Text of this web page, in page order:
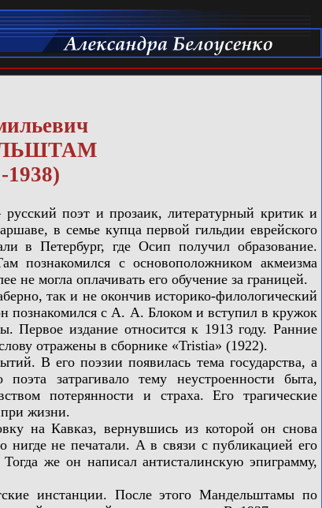
1938)
русский поэт и прозаик, литературный критик и
в семье купца первой гильдии еврейского
в Петербург, где Осип получил образование.
познакомился с основоположником акмеизма
не могла оплачивать его обучение за границей.
так и не окончив историко-филологический
познакомился с А. А. Блоком и вступил в кружок
Первое издание относится к 1913 году. Ранние
отражены в сборнике «Tristia» (1922).
В его поэзии появилась тема государства, а
затрагивало тему неустроенности быта,
потерянности и страха. Его трагические
при жизни.
на Кавказ, вернувшись из которой он снова
нигде не печатали. А в связи с публикацией его
же он написал антисталинскую эпиграмму,
инстанции. После этого Мандельштамы по